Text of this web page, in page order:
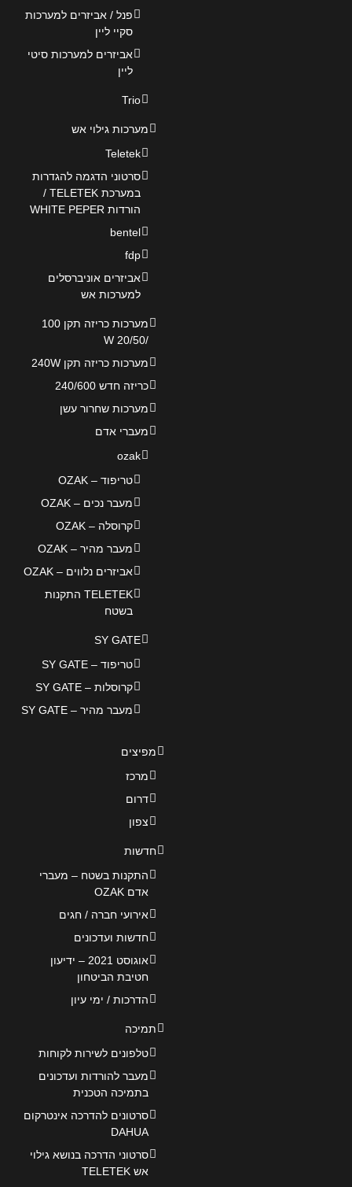
פנל / אביזרים למערכות
סקיי ליין
אביזרים למערכות סיטי
ליין
Trio
מערכות גילוי אש
Teletek
סרטוני הדגמה להגדרות
במערכת TELETEK /
הורדות WHITE PEPER
bentel
fdp
אביזרים אוניברסלים
למערכות אש
מערכות כריזה תקן 100
/20/50 W
מערכות כריזה תקן 240W
כריזה חדש 240/600
מערכות שחרור עשן
מעברי אדם
ozak
טריפוד – OZAK
מעבר נכים – OZAK
קרוסלה – OZAK
מעבר מהיר – OZAK
אביזרים נלווים – OZAK
TELETEK התקנות
בשטח
SY GATE
טריפוד – SY GATE
קרוסלות – SY GATE
מעבר מהיר – SY GATE
מפיצים
מרכז
דרום
צפון
חדשות
התקנות בשטח – מעברי
אדם OZAK
אירועי חברה / חגים
חדשות ועדכונים
אוגוסט 2021 – ידיעון
חטיבת הביטחון
הדרכות / ימי עיון
תמיכה
טלפונים לשירות לקוחות
מעבר להורדות ועדכונים
בתמיכה הטכנית
סרטונים להדרכה אינטרקום
DAHUA
סרטוני הדרכה בנושא גילוי
אש TELETEK